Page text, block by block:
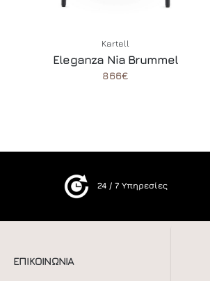
Kartell
Eleganza Nia Brummel
866€
24 / 7 Υπηρεσίες
ΕΠΙΚΟΙΝΩΝΙΑ